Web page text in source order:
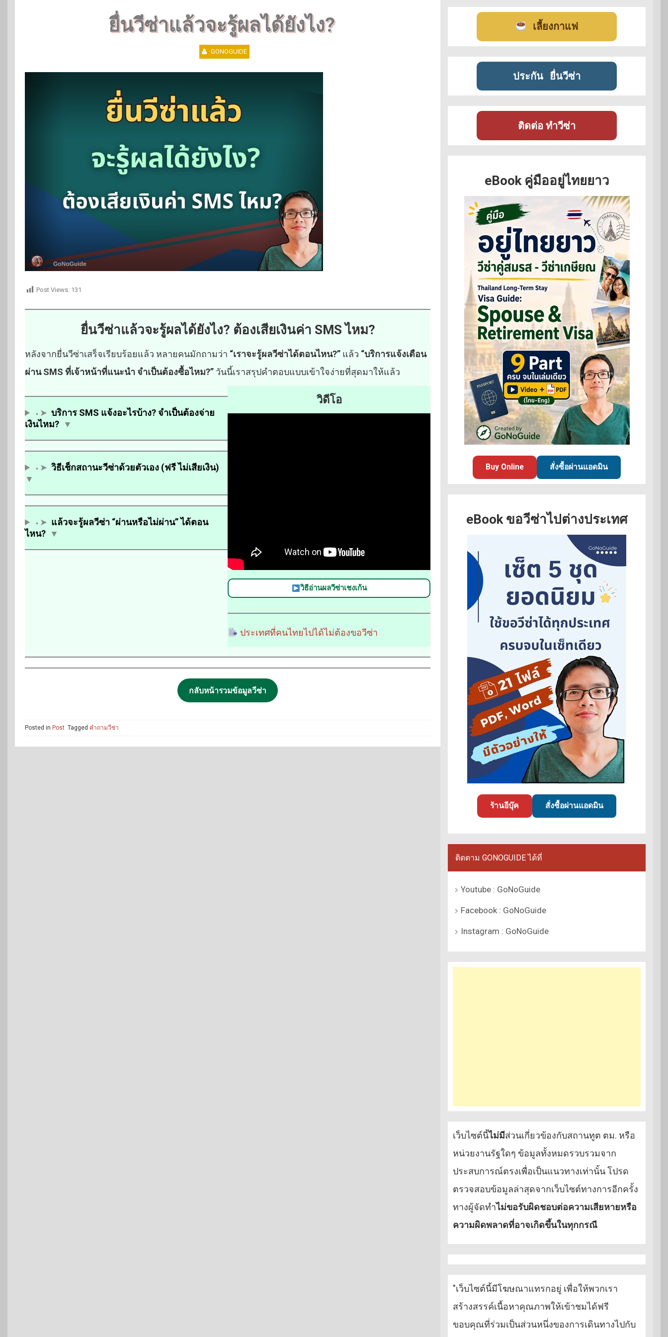
ยื่นวีซ่าแล้วจะรู้ผลได้ยังไง?
GONOGUIDE
Post Views: 131
ยื่นวีซ่าแล้วจะรู้ผลได้ยังไง? ต้องเสียเงินค่า SMS ไหม?
หลังจากยื่นวีซ่าเสร็จเรียบร้อยแล้ว หลายคนมักถามว่า “เราจะรู้ผลวีซ่าได้ตอนไหน?” แล้ว “บริการแจ้งเตือน
ผ่าน SMS ที่เจ้าหน้าที่แนะนำ จำเป็นต้องซื้อไหม?” วันนี้เราสรุปคำตอบแบบเข้าใจง่ายที่สุดมาให้แล้ว
⬩➤ บริการ SMS แจ้งอะไรบ้าง? จำเป็นต้องจ่าย
เงินไหม? ▼
⬩➤ วิธีเช็กสถานะวีซ่าด้วยตัวเอง (ฟรี ไม่เสียเงิน)
▼
⬩➤ แล้วจะรู้ผลวีซ่า “ผ่านหรือไม่ผ่าน” ได้ตอน
ไหน? ▼
วิดีโอ
วิธีอ่านผลวีซ่าเชงเก้น
ประเทศที่คนไทยไปได้ไม่ต้องขอวีซ่า
กลับหน้ารวมข้อมูลวีซ่า
Posted in Post Tagged คำถามวีซ่า
เลี้ยงกาแฟ
ประกัน ยื่นวีซ่า
ติดต่อ ทำวีซ่า
eBook คู่มืออยู่ไทยยาว
Buy Online สั่งซื้อผ่านแอดมิน
eBook ขอวีซ่าไปต่างประเทศ
ร้านอีบุ๊ค สั่งซื้อผ่านแอดมิน
ติดตาม GONOGUIDE ได้ที่
Youtube : GoNoGuide
Facebook : GoNoGuide
Instagram : GoNoGuide
เว็บไซต์นี้ไม่มีส่วนเกี่ยวข้องกับสถานทูต ตม. หรือ
หน่วยงานรัฐใดๆ ข้อมูลทั้งหมดรวบรวมจาก
ประสบการณ์ตรงเพื่อเป็นแนวทางเท่านั้น โปรด
ตรวจสอบข้อมูลล่าสุดจากเว็บไซต์ทางการอีกครั้ง
ทางผู้จัดทำไม่ขอรับผิดชอบต่อความเสียหายหรือ
ความผิดพลาดที่อาจเกิดขึ้นในทุกกรณี
"เว็บไซต์นี้มีโฆษณาแทรกอยู่ เพื่อให้พวกเรา
สร้างสรรค์เนื้อหาคุณภาพให้เข้าชมได้ฟรี
ขอบคุณที่ร่วมเป็นส่วนหนึ่งของการเดินทางไปกับ